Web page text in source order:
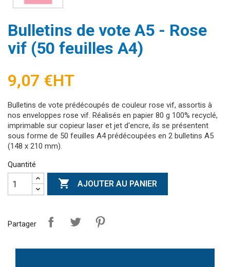
Bulletins de vote A5 - Rose
vif (50 feuilles A4)
9,07 €HT
Bulletins de vote prédécoupés de couleur rose vif, assortis à
nos enveloppes rose vif. Réalisés en papier 80 g 100% recyclé,
imprimable sur copieur laser et jet d'encre, ils se présentent
sous forme de 50 feuilles A4 prédécoupées en 2 bulletins A5
(148 x 210 mm).
Quantité
 AJOUTER AU PANIER
Partager